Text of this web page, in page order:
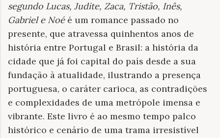
segundo Lucas, Judite, Zaca, Tristão, Inês,
Gabriel e Noéé um romance passado no
presente, que atravessa quinhentos anos de
história entre Portugal e Brasil: a história da
cidade que já foi capital do país desde a sua
fundação à atualidade, ilustrando a presença
portuguesa, o caráter carioca, as contradições
e complexidades de uma metrópole imensa e
vibrante. Este livro é ao mesmo tempo palco
histórico e cenário de uma trama irresistível